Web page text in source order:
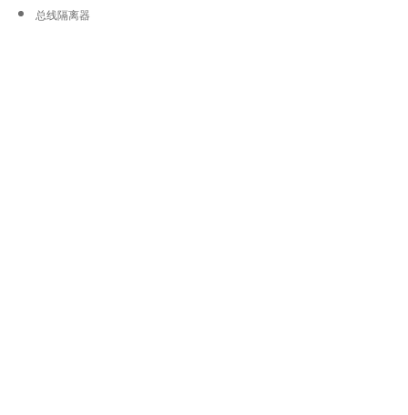
总线隔离器